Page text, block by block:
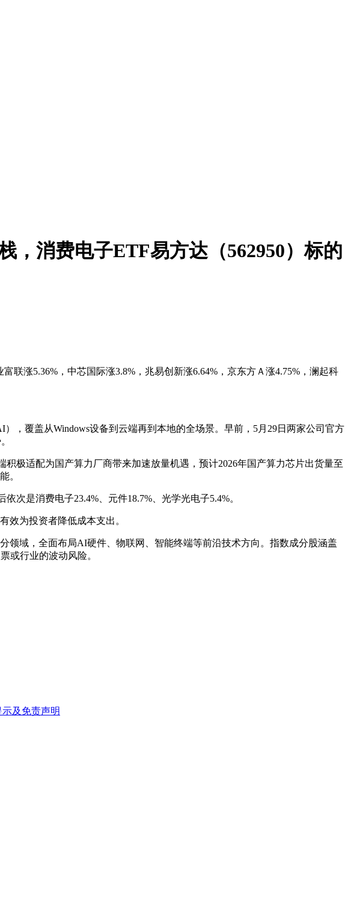
，消费电子ETF易方达（562950）标的
联涨5.36%，中芯国际涨3.8%，兆易创新涨6.64%，京东方Ａ涨4.75%，澜起科
，覆盖从Windows设备到云端再到本地的全场景。早前，5月29日两家公司官方
极适配为国产算力厂商带来加速放量机遇，预计2026年国产算力芯片出货量至
。
次是消费电子23.4%、元件18.7%、光学光电子5.4%。
效为投资者降低成本支出。
领域，全面布局AI硬件、物联网、智能终端等前沿技术方向。指数成分股涵盖
或行业的波动风险。
及免责声明